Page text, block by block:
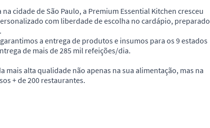
cidade de São Paulo, a Premium Essential Kitchen cresceu
com liberdade de escolha no cardápio, preparado
a entrega de produtos e insumos para os 9 estados
de mais de 285 mil refeições/dia.
alta qualidade não apenas na sua alimentação, mas na
+ de 200 restaurantes.